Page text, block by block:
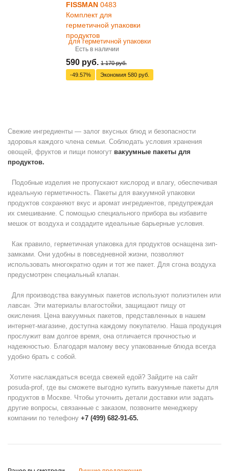
FISSMAN 0483
Комплект для
герметичной упаковки
продуктов
Есть в наличии
590 руб. 1 170 руб.
-49.57%
Экономия 580 руб.
Свежие ингредиенты — залог вкусных блюд и безопасности
здоровья каждого члена семьи. Соблюдать условия хранения
овощей, фруктов и пищи помогут вакуумные пакеты для
продуктов.
Подобные изделия не пропускают кислород и влагу, обеспечивая
идеальную герметичность. Пакеты для вакуумной упаковки
продуктов сохраняют вкус и аромат ингредиентов, предупреждая
их смешивание. С помощью специального прибора вы избавите
мешок от воздуха и создадите идеальные барьерные условия.
Как правило, герметичная упаковка для продуктов оснащена зип-
замками. Они удобны в повседневной жизни, позволяют
использовать многократно один и тот же пакет. Для сгона воздуха
предусмотрен специальный клапан.
Для производства вакуумных пакетов используют полиэтилен или
лавсан. Эти материалы влагостойки, защищают пищу от
окисления. Цена вакуумных пакетов, представленных в нашем
интернет-магазине, доступна каждому покупателю. Наша продукция
прослужит вам долгое время, она отличается прочностью и
надежностью. Благодаря малому весу упакованные блюда всегда
удобно брать с собой.
Хотите наслаждаться всегда свежей едой? Зайдите на сайт
posuda-prof, где вы сможете выгодно купить вакуумные пакеты для
продуктов в Москве. Чтобы уточнить детали доставки или задать
другие вопросы, связанные с заказом, позвоните менеджеру
компании по телефону +7 (499) 682-91-65.